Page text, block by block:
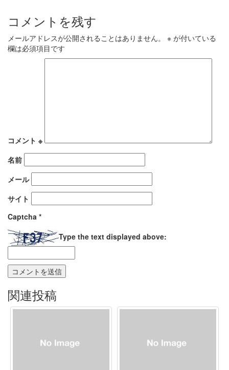
コメントを残す
メールアドレスが公開されることはありません。 ※ が付いている
欄は必須項目です
コメント ※
名前
メール
サイト
Captcha *
Type the text displayed above:
関連投稿